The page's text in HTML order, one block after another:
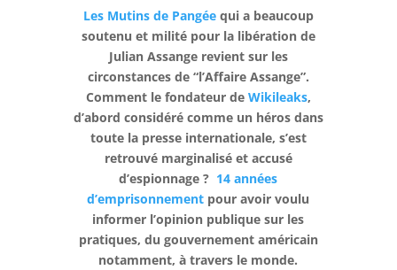
Les Mutins de Pangéequi a beaucoup
soutenu et milité pour la libération de
Julian Assange revient sur les
circonstances de “l’Affaire Assange”.
Comment le fondateur de Wikileaks,
d’abord considéré comme un héros dans
toute la presse internationale, s’est
retrouvé marginalisé et accusé
d’espionnage ? 14 années
d’emprisonnement pour avoir voulu
informer l’opinion publique sur les
pratiques, du gouvernement américain
notamment, à travers le monde.